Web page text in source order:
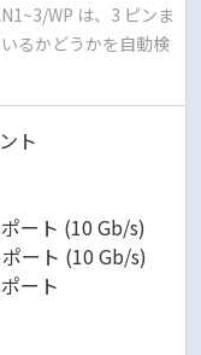
WP は、3 ピンま
るかどうかを自動検
ト
ート (10 Gb/s)
ート (10 Gb/s)
ート